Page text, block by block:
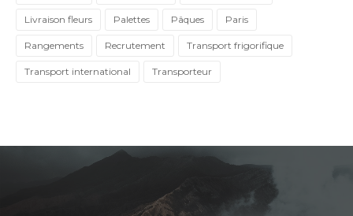
Livraison fleurs Palettes Pâques Paris
Rangements Recrutement Transport frigorifique
Transport international Transporteur